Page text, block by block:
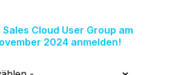
Cloud User Group am
2024 anmelden!